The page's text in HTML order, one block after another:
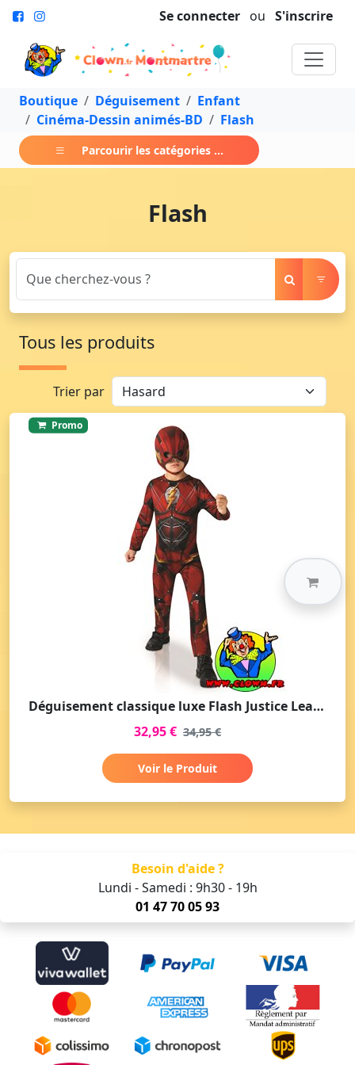
Se connecter ou S'inscrire
Boutique Déguisement
Enfant
Cinéma-Dessin animés-BD
Flash
Parcourir les catégories ...
Flash
Tous les produits
Trier par
Promo
Déguisement classique luxe Flash Justice League
32,95 € 34,95 €
Voir le Produit
Besoin d'aide ?
Lundi - Samedi : 9h30 - 19h
01 47 70 05 93